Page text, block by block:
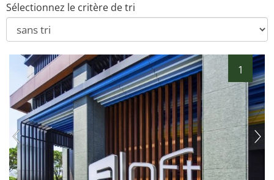
Sélectionnez le critère de tri
1